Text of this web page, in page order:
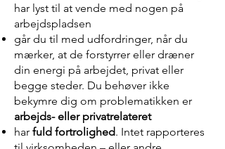
har lyst til at vende med nogen på
arbejdspladsen
går du til med udfordringer, når du
mærker, at de forstyrrer eller dræner
din energi på arbejdet, privat eller
begge steder. Du behøver ikke
bekymre dig om problematikken er
arbejds- eller privatrelateret
har fuld fortrolighed. Intet rapporteres